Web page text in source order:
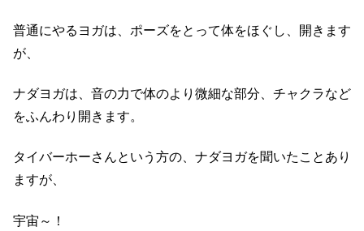
普通にやるヨガは、ポーズをとって体をほぐし、開きます
が、
ナダヨガは、音の力で体のより微細な部分、チャクラなど
をふんわり開きます。
タイバーホーさんという方の、ナダヨガを聞いたことあり
ますが、
宇宙～！